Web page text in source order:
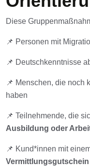
Diese
📌 Personen mit
📌 Deutschkenntnisse
📌 Menschen, die noch
haben
📌 Teilnehmende, die
Ausbildung oder
📌 Kund*innen mit
Vermittlungsgutschein